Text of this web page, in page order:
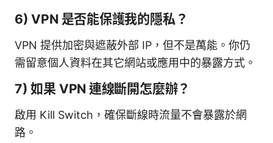
6) VPN 是否能保護我的隱私？
VPN 提供加密與遮蔽外部 IP，但不是萬能。你仍
需留意個人資料在其它網站或應用中的暴露方式。
7) 如果 VPN 連線斷開怎麼辦？
啟用 Kill Switch，確保斷線時流量不會暴露於網
路。